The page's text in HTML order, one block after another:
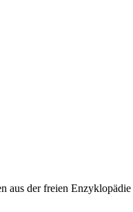
aus der freien Enzyklopädie